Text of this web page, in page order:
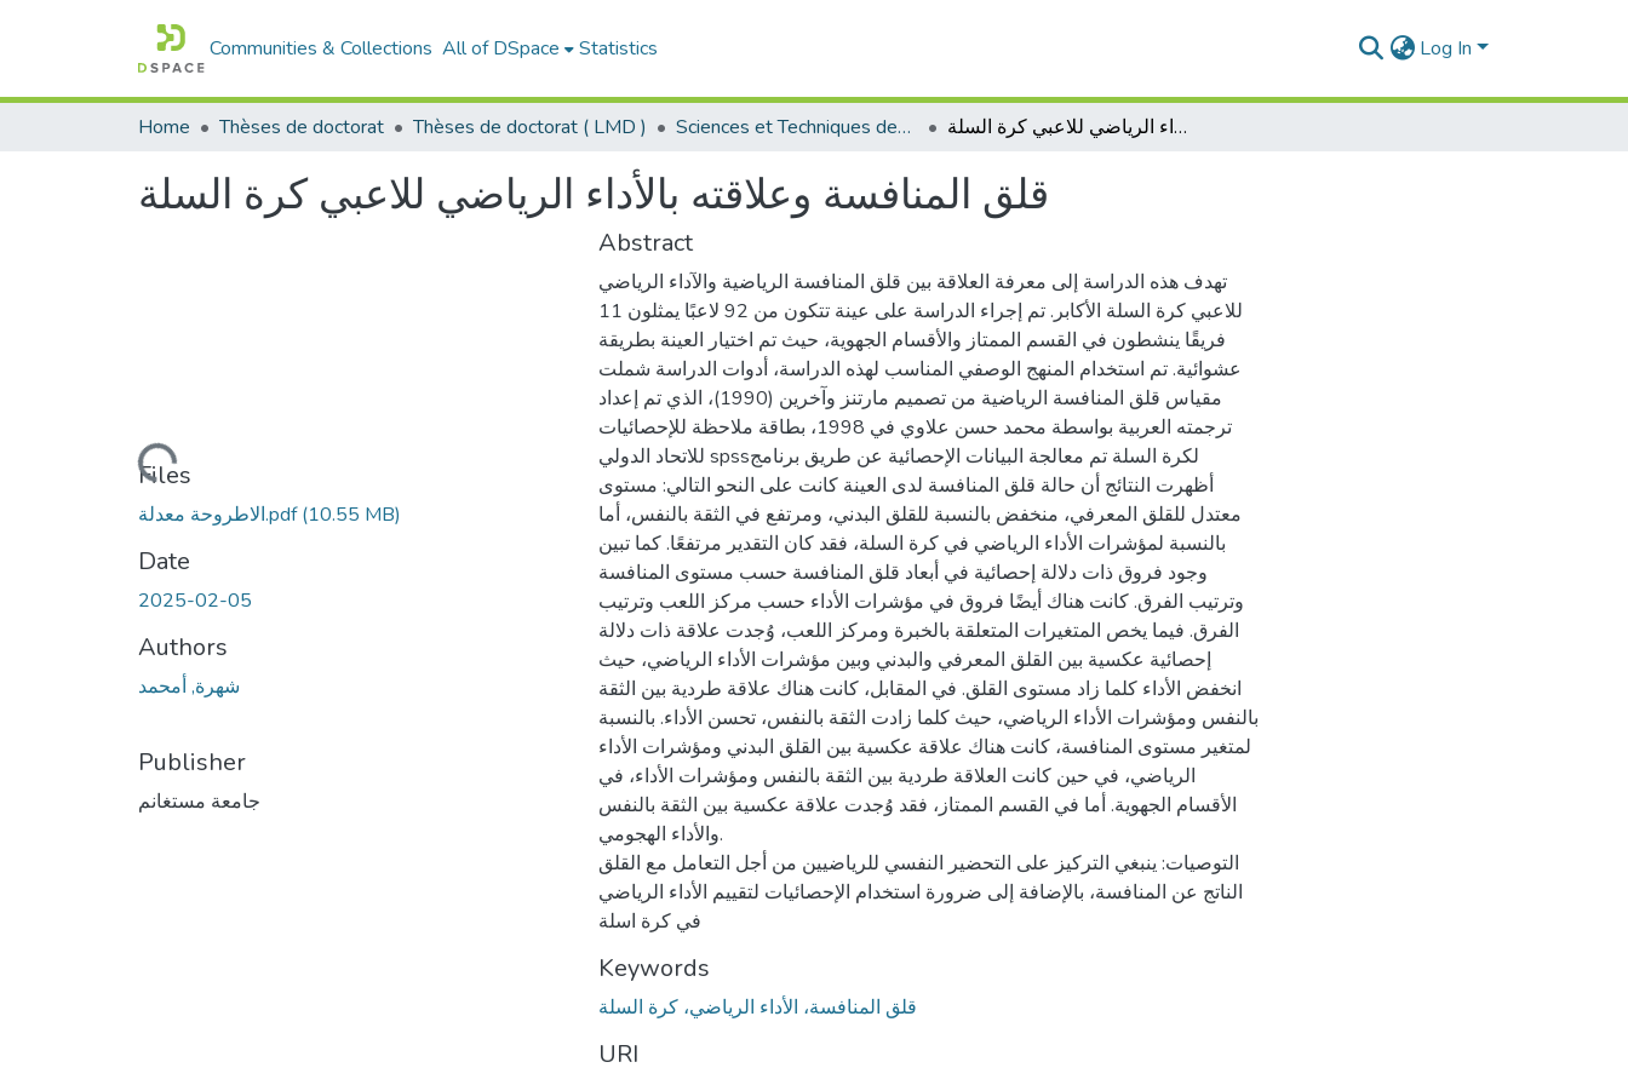
Communities & Collections All of DSpace Statistics Log In
Home Thèses de doctorat Thèses de doctorat ( LMD ) Sciences et Techniques des Activités Physiques et Sportives - التربية البدنية و الرياضية قلق المنافسة وعلاقته بالأداء الرياضي للاعبي كرة السلة
قلق المنافسة وعلاقته بالأداء الرياضي للاعبي كرة السلة
Loading...
Files
الاطروحة معدلة.pdf(10.55 MB)
Date
2025-02-05
Authors
شهرة, أمحمد
Publisher
جامعة مستغانم
Abstract
تهدف هذه الدراسة إلى معرفة العلاقة بين قلق المنافسة الرياضية والآداء الرياضي
للاعبي كرة السلة الأكابر. تم إجراء الدراسة على عينة تتكون من 92 لاعبًا يمثلون 11
فريقًا ينشطون في القسم الممتاز والأقسام الجهوية، حيث تم اختيار العينة بطريقة
عشوائية. تم استخدام المنهج الوصفي المناسب لهذه الدراسة، أدوات الدراسة شملت
مقياس قلق المنافسة الرياضية من تصميم مارتنز وآخرين (1990)، الذي تم إعداد
ترجمته العربية بواسطة محمد حسن علاوي في 1998، بطاقة ملاحظة للإحصائيات
للاتحاد الدولي spssلكرة السلة تم معالجة البيانات الإحصائية عن طريق برنامج
أظهرت النتائج أن حالة قلق المنافسة لدى العينة كانت على النحو التالي: مستوى
معتدل للقلق المعرفي، منخفض بالنسبة للقلق البدني، ومرتفع في الثقة بالنفس، أما
بالنسبة لمؤشرات الأداء الرياضي في كرة السلة، فقد كان التقدير مرتفعًا. كما تبين
وجود فروق ذات دلالة إحصائية في أبعاد قلق المنافسة حسب مستوى المنافسة
وترتيب الفرق. كانت هناك أيضًا فروق في مؤشرات الأداء حسب مركز اللعب وترتيب
الفرق. فيما يخص المتغيرات المتعلقة بالخبرة ومركز اللعب، وُجدت علاقة ذات دلالة
إحصائية عكسية بين القلق المعرفي والبدني وبين مؤشرات الأداء الرياضي، حيث
انخفض الأداء كلما زاد مستوى القلق. في المقابل، كانت هناك علاقة طردية بين الثقة
بالنفس ومؤشرات الأداء الرياضي، حيث كلما زادت الثقة بالنفس، تحسن الأداء. بالنسبة
لمتغير مستوى المنافسة، كانت هناك علاقة عكسية بين القلق البدني ومؤشرات الأداء
الرياضي، في حين كانت العلاقة طردية بين الثقة بالنفس ومؤشرات الأداء، في
الأقسام الجهوية. أما في القسم الممتاز، فقد وُجدت علاقة عكسية بين الثقة بالنفس
والأداء الهجومي.
التوصيات: ينبغي التركيز على التحضير النفسي للرياضيين من أجل التعامل مع القلق
الناتج عن المنافسة، بالإضافة إلى ضرورة استخدام الإحصائيات لتقييم الأداء الرياضي
في كرة اسلة
Keywords
قلق المنافسة، الأداء الرياضي، كرة السلة
URI